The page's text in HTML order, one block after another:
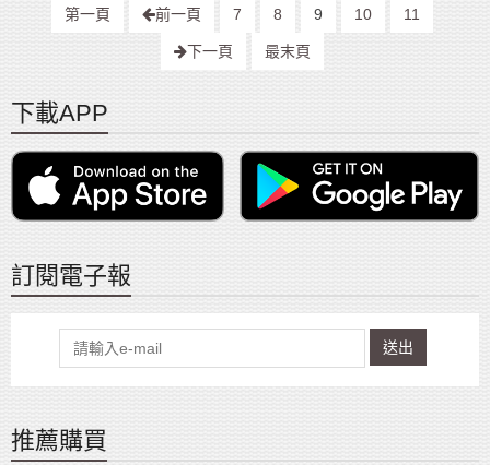
第一頁 前一頁 7 8 9 10 11
下一頁 最末頁
下載APP
訂閱電子報
送出
推薦購買